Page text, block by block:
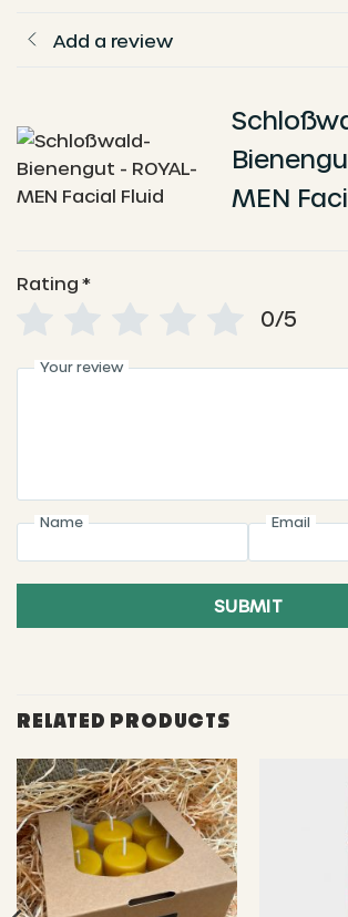
Add a review
MEN
Rating *
0/5
Your review
Name Email
SUBMIT
RELATED PRODUCTS